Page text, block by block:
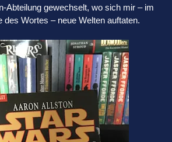
Abteilung gewechselt, wo sich mir – im
des Wortes – neue Welten auftaten.